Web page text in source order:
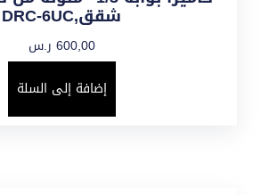
شقق,DRC-6UC
600,00 ر.س
إضافة إلى السلة